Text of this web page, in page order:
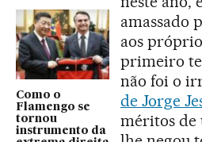
Como o
Flamengo se
tornou
instrumento da
amassado
aos
primeiro
não foi o
de Jorge
méritos de